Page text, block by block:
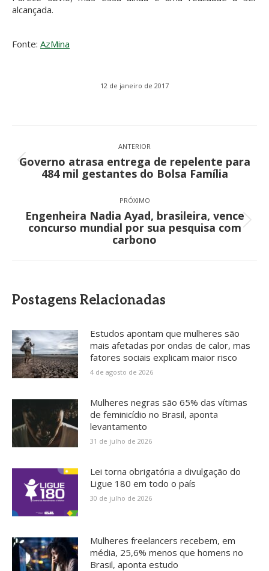
alcançada.
Fonte: AzMina
12 de janeiro de 2017
de
post:
ANTERIOR
Post
anterior:
Governo atrasa entrega de repelente para
484 mil gestantes do Bolsa Família
PRÓXIMO
Próximo
post:
Engenheira Nadia Ayad, brasileira, vence
concurso mundial por sua pesquisa com
carbono
Postagens Relacionadas
Estudos apontam que mulheres são
mais afetadas por ondas de calor, mas
fatores sociais explicam maior risco
4 de agosto de 2026
Mulheres negras são 65% das vítimas
de feminicídio no Brasil, aponta
levantamento
31 de julho de 2026
Lei torna obrigatória a divulgação do
Ligue 180 em todo o país
30 de julho de 2026
Mulheres freelancers recebem, em
média, 25,6% menos que homens no
Brasil, aponta estudo